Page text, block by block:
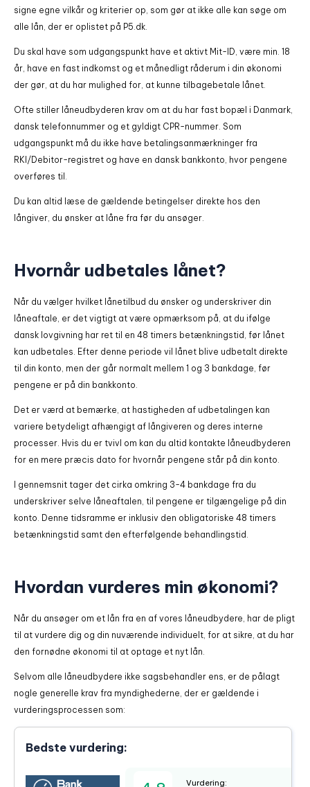
signe egne vilkår og kriterier op, som gør at ikke alle kan søge om
alle lån, der er oplistet på P5.dk.
Du skal have som udgangspunkt have et aktivt Mit-ID, være min. 18
år, have en fast indkomst og et månedligt råderum i din økonomi
der gør, at du har mulighed for, at kunne tilbagebetale lånet.
Ofte stiller låneudbyderen krav om at du har fast bopæl i Danmark,
dansk telefonnummer og et gyldigt CPR-nummer. Som
udgangspunkt må du ikke have betalingsanmærkninger fra
RKI/Debitor-registret og have en dansk bankkonto, hvor pengene
overføres til.
Du kan altid læse de gældende betingelser direkte hos den
långiver, du ønsker at låne fra før du ansøger.
Hvornår udbetales lånet?
Når du vælger hvilket lånetilbud du ønsker og underskriver din
låneaftale, er det vigtigt at være opmærksom på, at du ifølge
dansk lovgivning har ret til en 48 timers betænkningstid, før lånet
kan udbetales. Efter denne periode vil lånet blive udbetalt direkte
til din konto, men der går normalt mellem 1 og 3 bankdage, før
pengene er på din bankkonto.
Det er værd at bemærke, at hastigheden af udbetalingen kan
variere betydeligt afhængigt af långiveren og deres interne
processer. Hvis du er tvivl om kan du altid kontakte låneudbyderen
for en mere præcis dato for hvornår pengene står på din konto.
I gennemsnit tager det cirka omkring 3-4 bankdage fra du
underskriver selve låneaftalen, til pengene er tilgængelige på din
konto. Denne tidsramme er inklusiv den obligatoriske 48 timers
betænkningstid samt den efterfølgende behandlingstid.
Hvordan vurderes min økonomi?
Når du ansøger om et lån fra en af vores låneudbydere, har de pligt
til at vurdere dig og din nuværende individuelt, for at sikre, at du har
den fornødne økonomi til at optage et nyt lån.
Selvom alle låneudbydere ikke sagsbehandler ens, er de pålagt
nogle generelle krav fra myndighederne, der er gældende i
vurderingsprocessen som:
Bedste vurdering:
Vurdering: